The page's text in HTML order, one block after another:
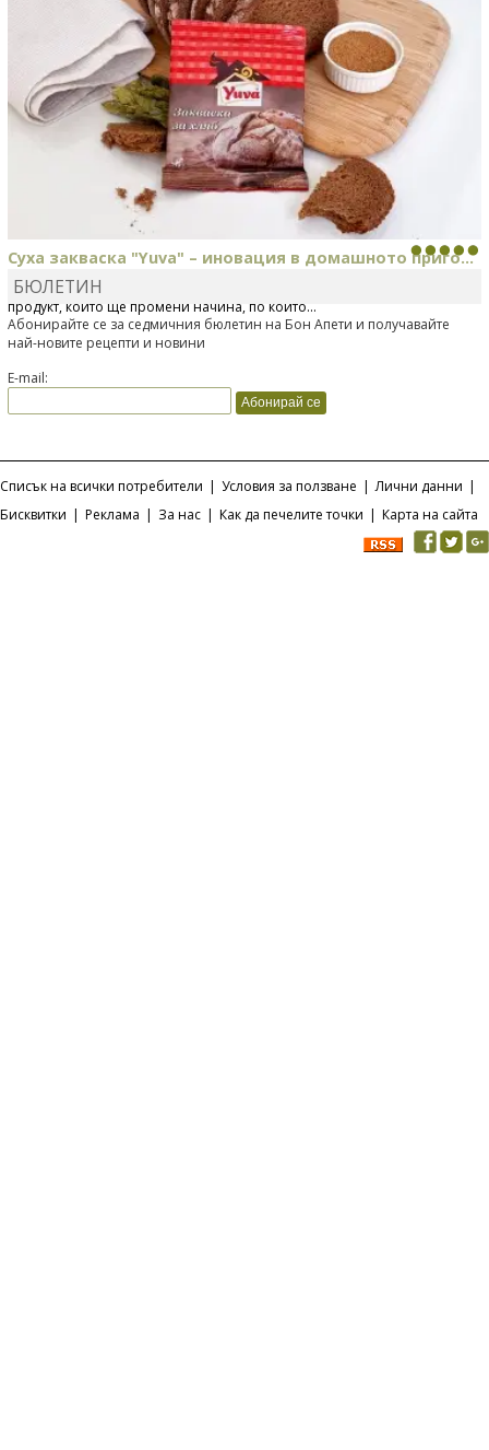
Суха закваска "Yuva" – иновация в домашното приго...
Отскоро Лесафр България стартира предлагането на изцяло нов
продукт, който ще промени начина, по който...
БЮЛЕТИН
Абонирайте се за седмичния бюлетин на Бон Апети и получавайте
най-новите рецепти и новини
E-mail:
Списък на всички потребители | Условия за ползване | Лични данни |
Бисквитки | Реклама | За нас | Как да печелите точки | Карта на сайта